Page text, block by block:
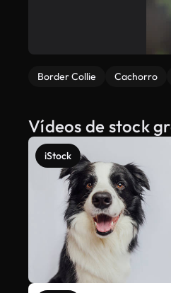
Border Collie Cachorro
Vídeos de stock
iStock